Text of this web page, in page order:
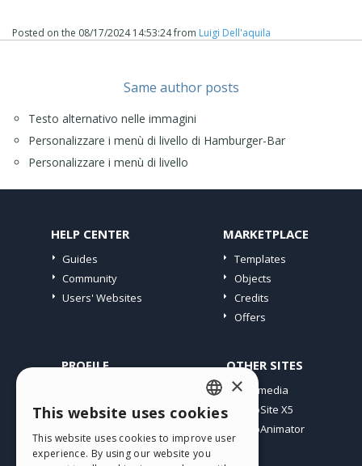
Posted on the 08/17/2024 14:53:24from Luigi Dell'aquila
Same author posts
Testo alternativo nelle immagini
Personalizzare i menù di livello di Hamburger-Bar
Personalizzare i menù di livello
HELP CENTER
Guides
Community
Users' Websites
MARKETPLACE
Templates
Objects
Credits
Offers
PROFILE
My Licences
Webhosting
OTHER SITES
Incomedia
WebSite X5
WebAnimator
ENGLISH
ITALIAN
×
This website uses cookies
This website uses cookies to improve user
experience. By using our website you